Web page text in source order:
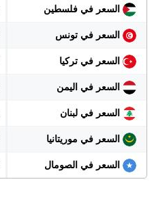
السعر في فلسطين
السعر في تونس
السعر في تركيا
السعر في اليمن
السعر في لبنان
السعر في موريتانيا
السعر في الصومال